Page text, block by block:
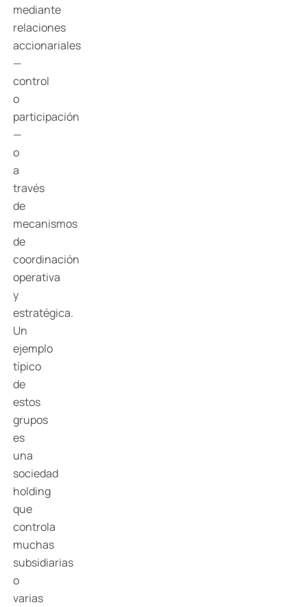
mediante
relaciones
accionariales
—
control
o
participación
—
o
a
través
de
mecanismos
de
coordinación
operativa
y
estratégica.
Un
ejemplo
típico
de
estos
grupos
es
una
sociedad
holding
que
controla
muchas
subsidiarias
o
varias